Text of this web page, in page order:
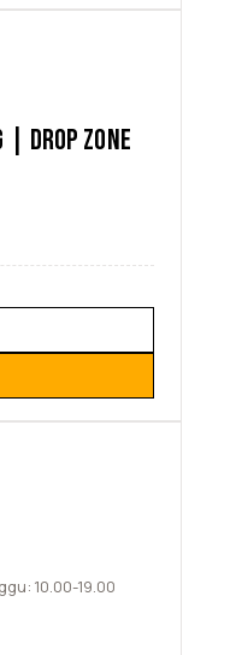
| DROP ZONE
10.00-19.00